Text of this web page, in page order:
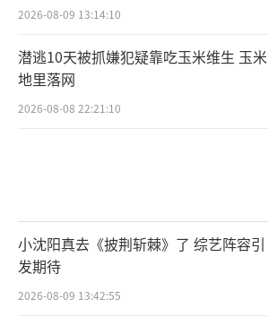
2026-08-09 13:14:10
潜逃10天被抓嫌犯疑靠吃玉米维生 玉米
地里落网
2026-08-08 22:21:10
小沈阳真去《披荆斩棘》了 综艺阵容引
发期待
2026-08-09 13:42:55